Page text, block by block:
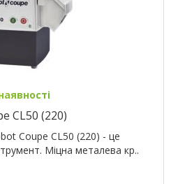
CL50 (220)
Coupe CL50 (220) - це
Міцна металева кр..